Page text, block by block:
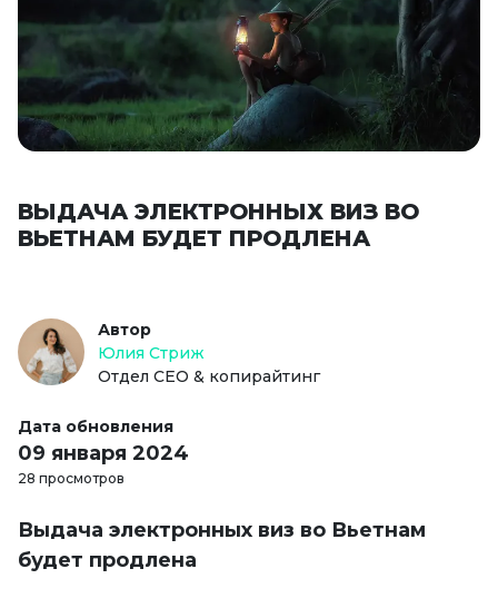
ВЫДАЧА ЭЛЕКТРОННЫХ ВИЗ ВО
ВЬЕТНАМ БУДЕТ ПРОДЛЕНА
Автор
Юлия Стриж
Отдел СЕО & копирайтинг
Дата обновления
09 января 2024
28 просмотров
Выдача электронных виз во Вьетнам
будет продлена